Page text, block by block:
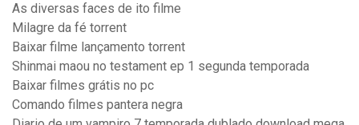
As diversas faces de ito filme
Milagre da fé torrent
Baixar filme lançamento torrent
Shinmai maou no testament ep 1 segunda temporada
Baixar filmes grátis no pc
Comando filmes pantera negra